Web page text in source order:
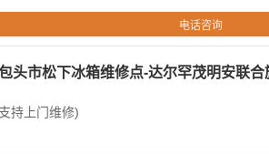
电话咨询
头市松下冰箱维修点-达尔罕茂明安联合
持上门维修)